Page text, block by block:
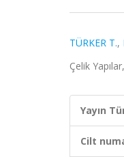
TÜRKER T.,
Çelik
Yayın
Cilt